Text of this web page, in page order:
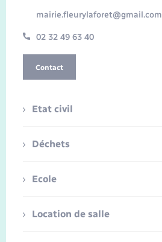
mairie.fleurylaforet@gmail.com
02 32 49 63 40
Contact
Etat civil
Déchets
Ecole
Location de salle